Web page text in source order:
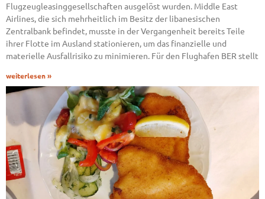
Flugzeugleasinggesellschaften ausgelöst wurden. Middle East
Airlines, die sich mehrheitlich im Besitz der libanesischen
Zentralbank befindet, musste in der Vergangenheit bereits Teile
ihrer Flotte im Ausland stationieren, um das finanzielle und
materielle Ausfallrisiko zu minimieren. Für den Flughafen BER stellt
weiterlesen »